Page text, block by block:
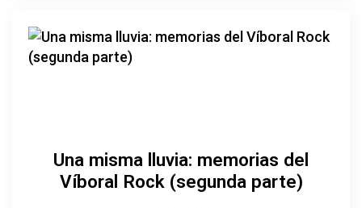
Una misma lluvia: memorias del
Víboral Rock (segunda parte)